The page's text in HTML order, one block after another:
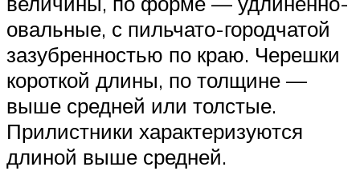
овальные, с пильчато-городчатой
зазубренностью по краю. Черешки
короткой длины, по толщине —
выше средней или толстые.
Прилистники характеризуются
длиной выше средней.